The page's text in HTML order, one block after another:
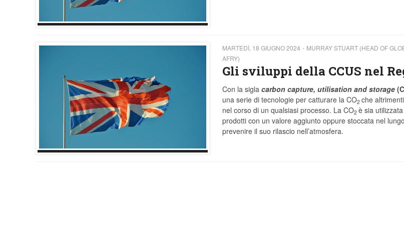
MARTEDÌ, 18 GIUGNO 2024
MURRAY STUART (HEAD OF
AFRY)
Gli sviluppi della CCUS nel
Con la sigla carbon capture, utilisation and storage
una serie di tecnologie per catturare la CO2 che
nel corso di un qualsiasi processo. La CO2 è sia
prodotti con un valore aggiunto oppure stoccata nel
prevenire il suo rilascio nell’atmosfera.